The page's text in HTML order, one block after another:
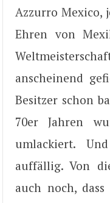
Azzurro Mexico,
Ehren von
anscheinend
Besitzer schon
70er Jahren
umlackiert.
auffällig. Von
auch noch,